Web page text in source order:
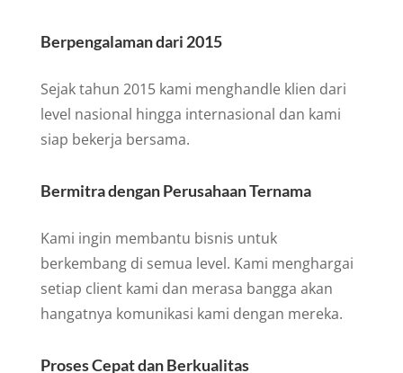
Berpengalaman dari 2015
Sejak tahun 2015 kami menghandle klien dari
level nasional hingga internasional dan kami
siap bekerja bersama.
Bermitra dengan Perusahaan Ternama
Kami ingin membantu bisnis untuk
berkembang di semua level. Kami menghargai
setiap client kami dan merasa bangga akan
hangatnya komunikasi kami dengan mereka.
Proses Cepat dan Berkualitas